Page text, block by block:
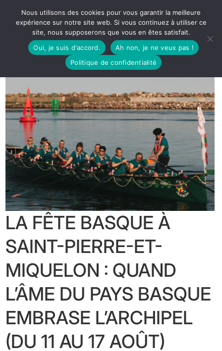
LA FÊTE BASQUE À
SAINT-PIERRE-ET-
MIQUELON : QUAND
L’ÂME DU PAYS BASQUE
EMBRASE L’ARCHIPEL
(DU 11 AU 17 AOÛT)
Nous utilisons des cookies pour vous garantir la meilleure
expérience sur notre site web. Si vous continuez à utiliser ce
site, nous supposerons que vous en êtes satisfait.
Oui, je suis d'accord.
Ah non, je ne veux pas !
Politique de confidentialité